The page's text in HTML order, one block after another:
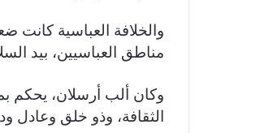
والخلافة العباسية كانت
مناطق العباسيين، بيد
وكان ألب أرسلان، يحكم
الثقافة، وذو خلق وعادل